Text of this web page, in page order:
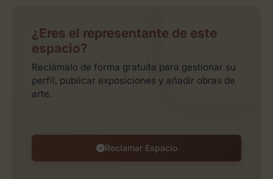
¿Eres el representante de este
espacio?
Reclámalo de forma gratuita para gestionar su
perfil, publicar exposiciones y añadir obras de
arte.
Reclamar Espacio